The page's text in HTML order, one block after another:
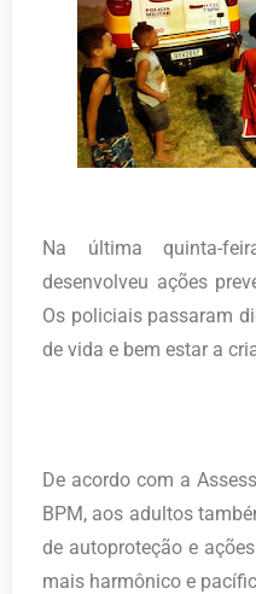
Na última quinta-
desenvolveu ações
Os policiais passaram
de vida e bem estar a
De acordo com a
BPM, aos adultos
de autoproteção e
mais harmônico e